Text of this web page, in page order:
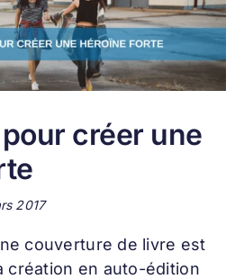
créer une
2017
couverture de livre est
création en auto-édition